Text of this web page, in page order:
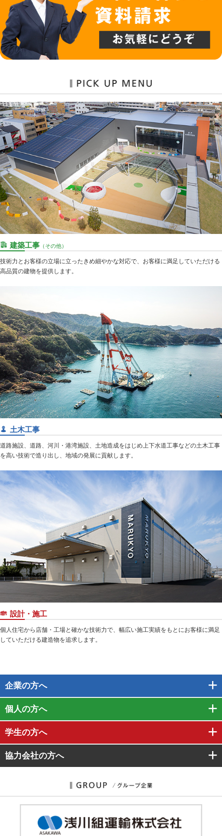
建築工事 （その他）
技術力とお客様の立場に立ったきめ細やかな対応で、お客様に満足していただける
高品質の建物を提供します。
土木工事
道路施設、道路、河川・港湾施設、土地造成をはじめ上下水道工事などの土木工事
を高い技術で造り出し、地域の発展に貢献します。
設計・施工
個人住宅から店舗・工場と確かな技術力で、幅広い施工実績をもとにお客様に満足
していただける建造物を追求します。
企業の方へ
個人の方へ
学生の方へ
協力会社の方へ